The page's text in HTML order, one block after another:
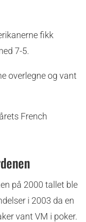
fikk
7-5.
overlegne og vant
French
på 2000 tallet ble
i 2003 da en
vant VM i poker.